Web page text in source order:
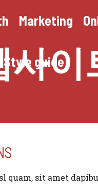
사이
Marketing
Style guide
quam, sit amet